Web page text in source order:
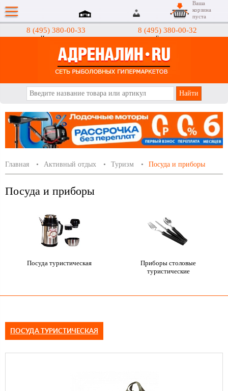
8 (495) 380-00-33
Интернет-магазин
8 (495) 380-00-32
Гипермаркеты
Ваша
корзина
пуста
Главная Активный отдых Туризм Посуда и приборы
Посуда и приборы
Посуда туристическая
Приборы столовые
туристические
ПОСУДА ТУРИСТИЧЕСКАЯ